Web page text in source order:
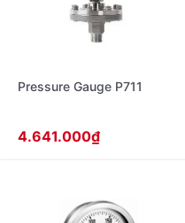
Pressure Gauge P711
4.641.000₫